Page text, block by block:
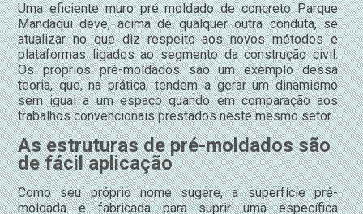
Uma eficiente muro pré moldado de concreto Parque
Mandaqui deve, acima de qualquer outra conduta, se
atualizar no que diz respeito aos novos métodos e
plataformas ligados ao segmento da construção civil.
Os próprios pré-moldados são um exemplo dessa
teoria, que, na prática, tendem a gerar um dinamismo
sem igual a um espaço quando em comparação aos
trabalhos convencionais prestados neste mesmo setor.
As estruturas de pré-moldados são
de fácil aplicação
Como seu próprio nome sugere, a superfície pré-
moldada é fabricada para suprir uma específica